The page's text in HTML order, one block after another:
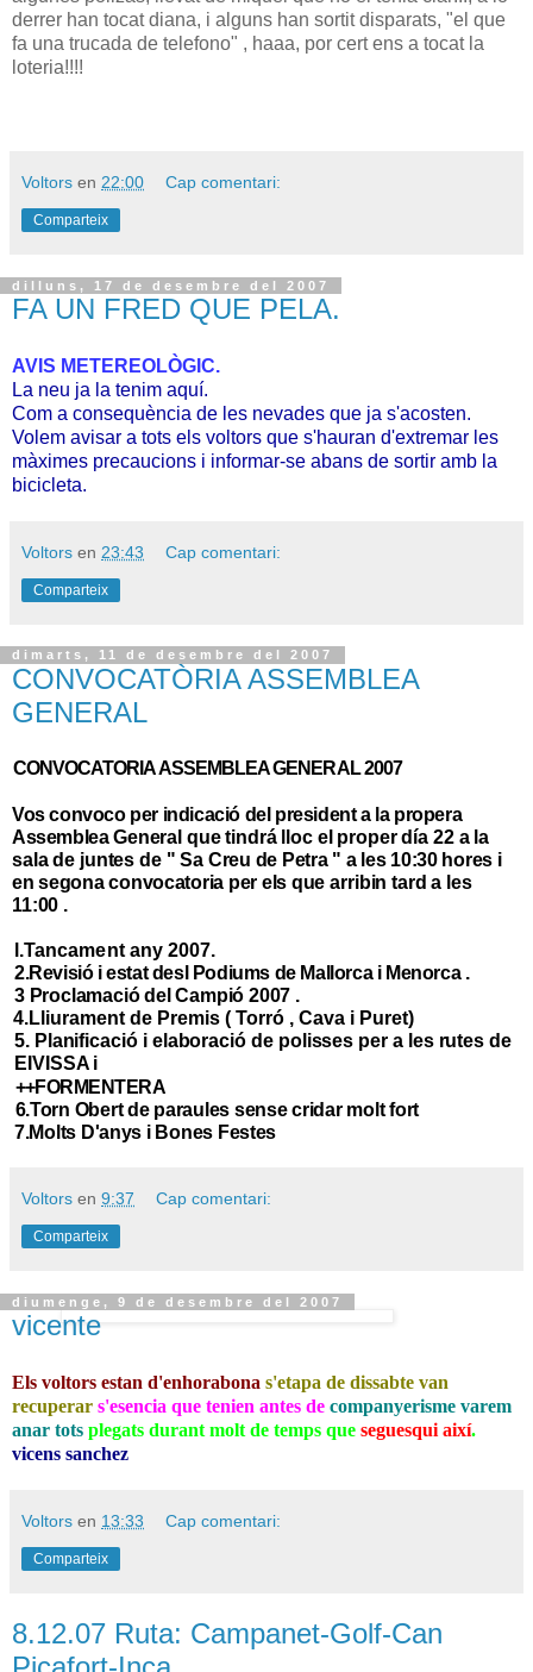
derrer han tocat diana, i alguns han sortit disparats, "el que
fa una trucada de telefono" , h aaa, por cert ens a tocat la
loteria!!!!
Voltors en 22:00 Cap comentari:
Comparteix
dilluns, 17 de desembre del 2007
FA UN FRED QUE PELA.
AVIS METEREOLÒGIC.
La neu ja la tenim aquí.
Com a consequència de les nevades que ja s'acosten.
Volem avisar a tots els voltors que s'hauran d'extremar les
màximes precaucions i informar-se abans de sortir amb la
bicicleta.
Voltors en 23:43 Cap comentari:
Comparteix
dimarts, 11 de desembre del 2007
CONVOCATÒRIA ASSEMBLEA
GENERAL
CONVOCATORIA ASSEMBLEA GENERAL 2007
Vos convoco per indicació del president a la propera
AssembleaGeneral que tindrá lloc el proper día 22 a la
sala de juntes de " Sa Creu de Petra " a les 10:30 hores i
en segona convocatoria per els que arribin tard a les
11:00 .
l.Tancament any 2007.
2.Revisió i estat desl Podiums de Mallorca i Menorca .
3 Proclamació del Campió 2007 .
4.Lliurament de Premis ( Torró , Cava i Puret)
5. Planificació i elaboració de polisses per a les rutes de
EIVISSA i
++FORMENTERA
6.Torn Obert de paraules sense cridar molt fort
7.Molts D'anys i Bones Festes
Voltors en 9:37 Cap comentari:
Comparteix
diumenge, 9 de desembre del 2007
vicente
Els voltors estan d'enhorabona s'etapa de dissabte van
recuperar s'esencia que tenien antes de companyerisme varem
anar tots plegats durant molt de temps que seguesqui així.
vicens sanchez
Voltors en 13:33 Cap comentari:
Comparteix
8.12.07 Ruta: Campanet-Golf-Can